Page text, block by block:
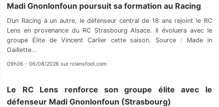
Madi Gnonlonfoun poursuit sa formation au Racing
D’un Racing à un autre, le défenseur central de 18 ans rejoint le RC
Lens en provenance du RC Strasbourg Alsace. Il évoluera avec le
groupe Élite de Vincent Carlier cette saison. Source : Made in
Gaillette...
09h36 - 06/08/2026 sur rclensfoot.com
Le RC Lens renforce son groupe élite avec le
défenseur Madi Gnonlonfoun (Strasbourg)